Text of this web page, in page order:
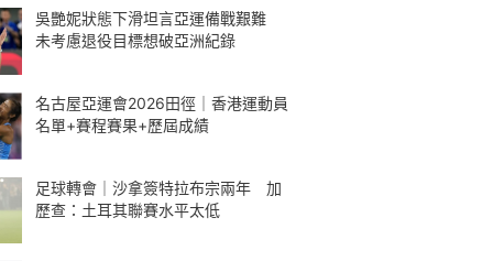
吳艷妮狀態下滑坦言亞運備戰艱難
未考慮退役目標想破亞洲紀錄
名古屋亞運會2026田徑｜香港運動員
名單+賽程賽果+歷屆成績
足球轉會｜沙拿簽特拉布宗兩年 加
歷查：土耳其聯賽水平太低